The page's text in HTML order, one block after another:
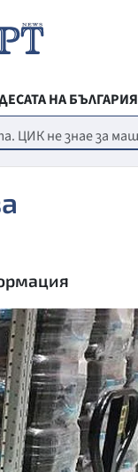
НА БЪЛГАРИЯ
РЕГИОНАЛНИ
ВЕСТНИК
МОЯТ ГРАД
ТЕХНОЛОГИИ
ДА!НА
ДА! НА
КУЛТУРА
ПРАВОСЪДИЕ
ЦИК не знае за